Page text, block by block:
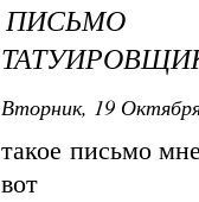
ПИСЬМО
Вторник, 19
такое письмо
вот